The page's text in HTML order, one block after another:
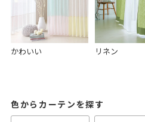
かわいい リネン
色からカーテンを探す